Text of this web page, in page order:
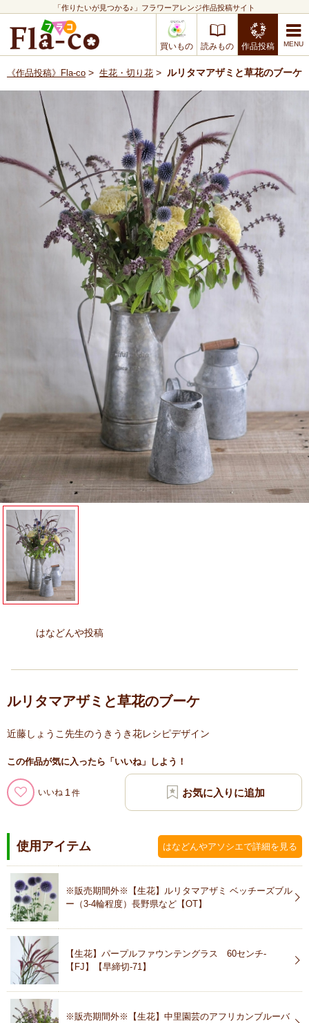
「作りたいが見つかる♪」フラワーアレンジ作品投稿サイト
買いもの 読みもの 作品投稿
《作品投稿》Fla-co > 生花・切り花 > ルリタマアザミと草花のブーケ
はなどんや投稿
ルリタマアザミと草花のブーケ
近藤しょうこ先生のうきうき花レシピデザイン
この作品が気に入ったら「いいね」しよう！
いいね 1
使用アイテム はなどんやアソシエで詳細を見る
※販売期間外※【生花】ルリタマアザミ ベッチーズブル
ー（3-4輪程度）長野県など【OT】
【生花】パープルファウンテングラス 60センチ-
【FJ】【早締切-71】
※販売期間外※【生花】中里園芸のアフリカンブルーバ